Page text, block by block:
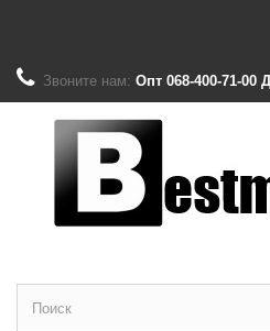
Звоните нам: Опт 068-400-71-00